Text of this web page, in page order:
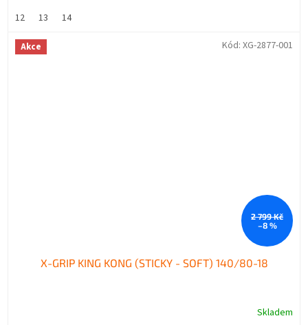
12
13 14
Akce
2 799 Kč
–8 %
X-GRIP KING KONG (STICKY - SOFT) 140/80-18
Skladem
Kód: XG-2877-001